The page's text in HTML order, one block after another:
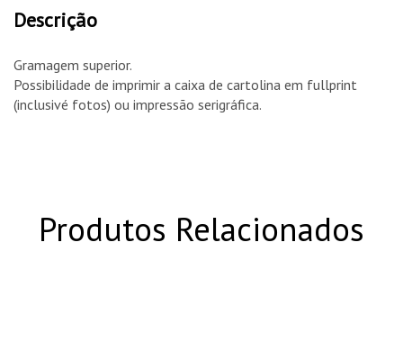
Descrição
Gramagem superior.
Possibilidade de imprimir a caixa de cartolina em fullprint
(inclusivé fotos) ou impressão serigráfica.
Produtos Relacionados